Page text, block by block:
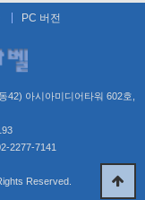
PC 버전
42) 아시아미디어타워 602호,
2277-7141
Reserved.